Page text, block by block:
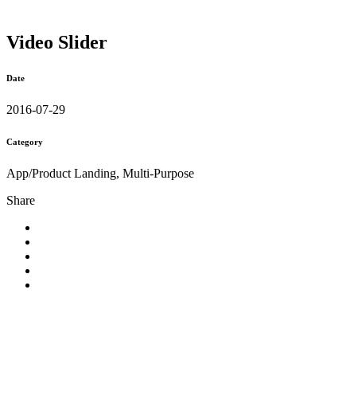
Video Slider
Date
2016-07-29
Category
App/Product Landing, Multi-Purpose
Share